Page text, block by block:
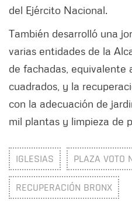
del Ejército Nacional.
También desarrolló una
varias entidades de la
de fachadas, equivalente
cuadrados, y la
con la adecuación de
mil plantas y limpieza de
IGLESIAS PLAZA VOTO
RECUPERACIÓN BRONX